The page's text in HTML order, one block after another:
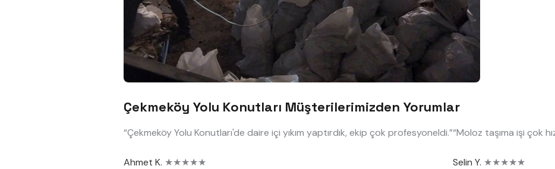
Çekmeköy Yolu Konutları Müşterilerimizden Yorumlar
“Çekmeköy Yolu Konutları'de daire içi yıkım yaptırdık, ekip çok profesyoneldi.”
Ahmet K. ★★★★★
“Moloz taşıma işi çok
Selin Y. ★★★★★